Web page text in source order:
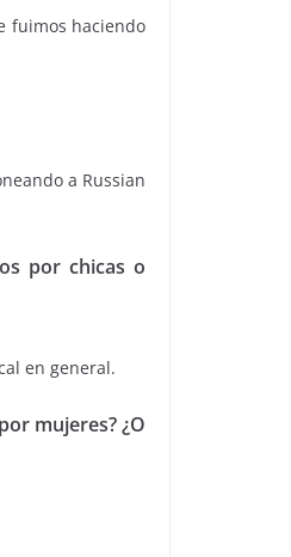
fuimos haciendo
a Russian
por chicas o
en general.
mujeres? ¿O